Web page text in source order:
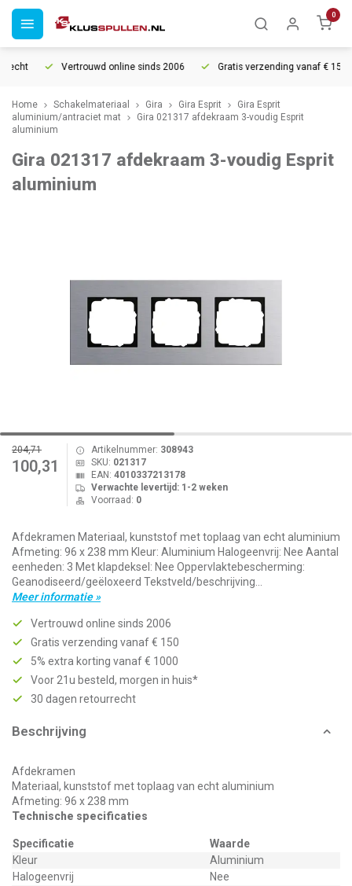
0
Vertrouwd online sinds 2006 Gratis verzending vanaf € 150
Home Schakelmateriaal Gira Gira Esprit
Gira Esprit
aluminium/antraciet mat
Gira 021317 afdekraam 3-voudig Esprit
aluminium
Gira 021317 afdekraam 3-voudig Esprit
aluminium
204,71
100,31
Artikelnummer: 308943
SKU: 021317
EAN: 4010337213178
Verwachte levertijd: 1-2 weken
Voorraad: 0
Afdekramen Materiaal, kunststof met toplaag van echt aluminium
Afmeting: 96 x 238 mm Kleur: Aluminium Halogeenvrij: Nee Aantal
eenheden: 3 Met klapdeksel: Nee Oppervlaktebescherming:
Geanodiseerd/geëloxeerd Tekstveld/beschrijving...
Meer informatie »
Vertrouwd online sinds 2006
Gratis verzending vanaf € 150
5% extra korting vanaf € 1000
Voor 21u besteld, morgen in huis*
30 dagen retourrecht
Beschrijving
Afdekramen
Materiaal, kunststof met toplaag van echt aluminium
Afmeting: 96 x 238 mm
Technische specificaties
Specificatie
Waarde
Kleur
Aluminium
Halogeenvrij
Nee